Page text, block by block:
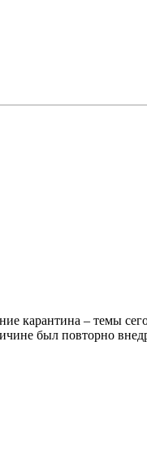
карантина – темы
был повторно